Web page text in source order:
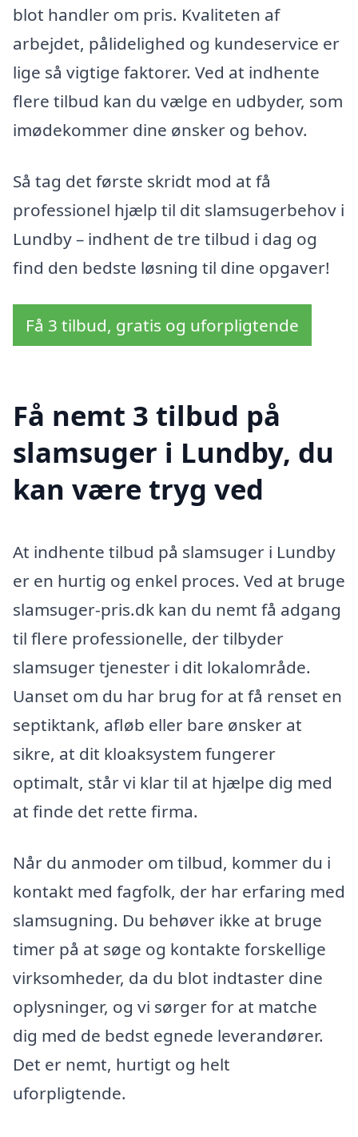
blot handler om pris. Kvaliteten af
arbejdet, pålidelighed og kundeservice er
lige så vigtige faktorer. Ved at indhente
flere tilbud kan du vælge en udbyder, som
imødekommer dine ønsker og behov.
Så tag det første skridt mod at få
professionel hjælp til dit slamsugerbehov i
Lundby – indhent de tre tilbud i dag og
find den bedste løsning til dine opgaver!
Få 3 tilbud, gratis og uforpligtende
Få nemt 3 tilbud på
slamsuger i Lundby, du
kan være tryg ved
At indhente tilbud på slamsuger i Lundby
er en hurtig og enkel proces. Ved at bruge
slamsuger-pris.dk kan du nemt få adgang
til flere professionelle, der tilbyder
slamsuger tjenester i dit lokalområde.
Uanset om du har brug for at få renset en
septiktank, afløb eller bare ønsker at
sikre, at dit kloaksystem fungerer
optimalt, står vi klar til at hjælpe dig med
at finde det rette firma.
Når du anmoder om tilbud, kommer du i
kontakt med fagfolk, der har erfaring med
slamsugning. Du behøver ikke at bruge
timer på at søge og kontakte forskellige
virksomheder, da du blot indtaster dine
oplysninger, og vi sørger for at matche
dig med de bedst egnede leverandører.
Det er nemt, hurtigt og helt
uforpligtende.